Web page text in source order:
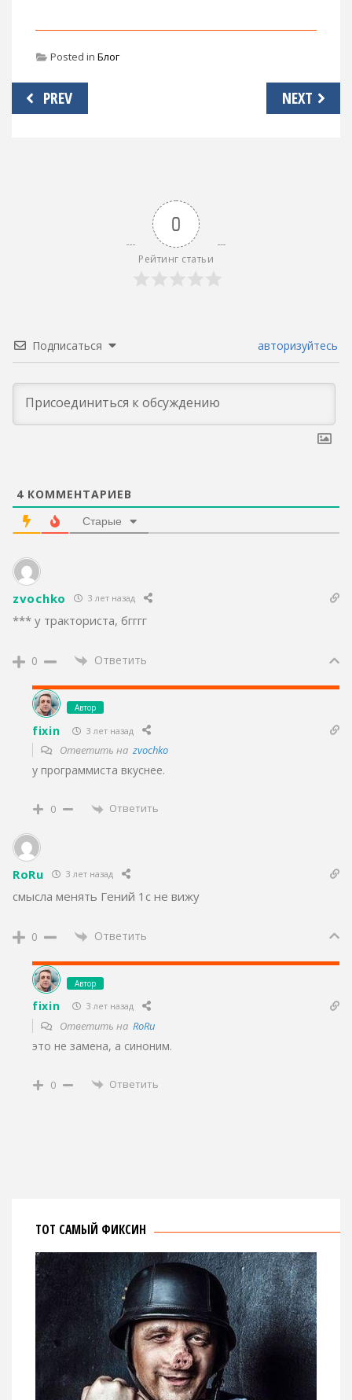
Posted in Блог
Навигация
по
PREV NEXT
0
Рейтинг статьи
Подписаться авторизуйтесь
4 КОММЕНТАРИЕВ
Старые
zvochko 3 лет назад
*** у тракториста, бгггг
0 Ответить
Автор
fixin 3 лет назад
Ответить на zvochko
у программиста вкуснее.
0 Ответить
RoRu 3 лет назад
смысла менять Гений 1с не вижу
0 Ответить
Автор
fixin 3 лет назад
Ответить на RoRu
это не замена, а синоним.
0 Ответить
ТОТ САМЫЙ ФИКСИН